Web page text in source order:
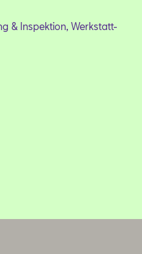
& Inspektion, Werkstatt-